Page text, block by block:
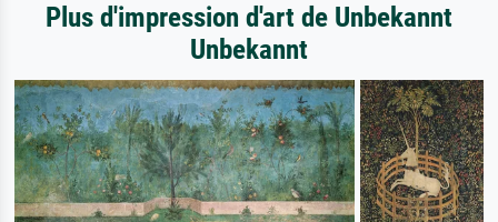
Plus d'impression d'art de Unbekannt
Unbekannt